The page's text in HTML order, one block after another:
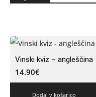
Vinski kviz – angleščina
14.90€
Dodaj v košarico